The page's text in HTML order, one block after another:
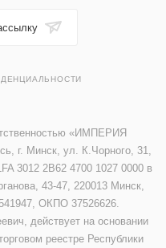
«ИМПЕРИЯ
г. Минск, ул. К.Чорного, 31,
3012 2B62 4700 1027 0000 в
43-47, 220013 Минск,
ОКПО 37526626.
действует на основании
реестре Республики